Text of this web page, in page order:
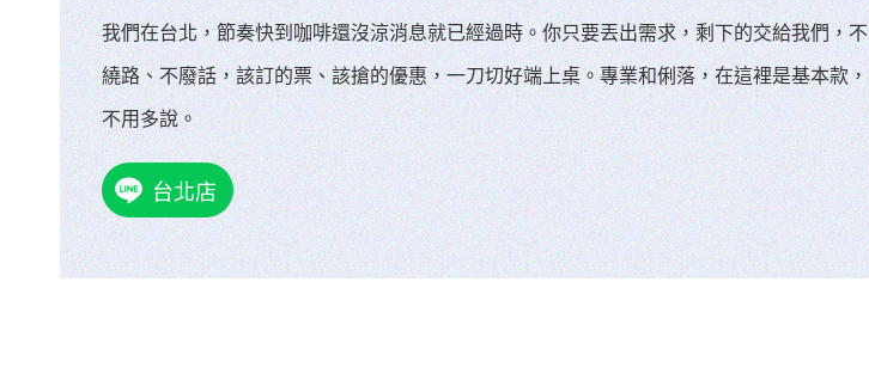
我們在台北，節奏快到咖啡還沒涼消息就已經過時。你只要丟出需求，剩下的交給我們，不
繞路、不廢話，該訂的票、該搶的優惠，一刀切好端上桌。專業和俐落，在這裡是基本款，
不用多說。
台北店